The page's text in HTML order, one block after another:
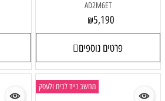
AD2M6ET
₪5,190
פרטים נוספים
מחשב נייד לבית ולעסק